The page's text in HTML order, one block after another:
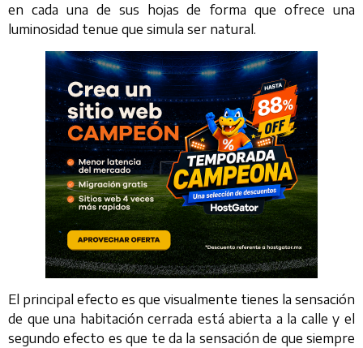
en cada una de sus hojas de forma que ofrece una
luminosidad tenue que simula ser natural.
El principal efecto es que visualmente tienes la sensación
de que una habitación cerrada está abierta a la calle y el
segundo efecto es que te da la sensación de que siempre